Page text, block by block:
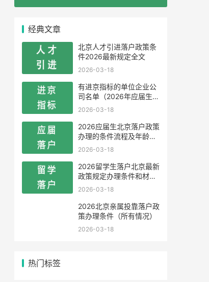
经典文章
北京人才引进落户政策条
件2026最新规定全文
2026-03-18
有进京指标的单位企业公
司名单（2026年应届生留
学生）
2026-03-18
2026应届生北京落户政策
办理的条件流程及年龄限
制
2026-03-18
2026留学生落户北京最新
政策规定办理条件和材料
及流程
2026-03-18
2026北京亲属投靠落户政
策办理条件（所有情况）
2026-03-18
热门标签